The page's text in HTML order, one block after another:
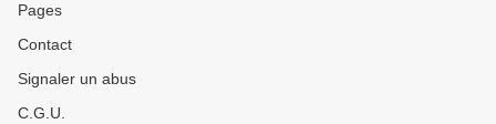
Pages
Contact
Signaler un abus
C.G.U.